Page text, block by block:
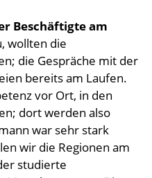
Beschäftigte am
wollten die
die Gespräche mit der
bereits am Laufen.
vor Ort, in den
dort werden also
war sehr stark
wir die Regionen am
studierte